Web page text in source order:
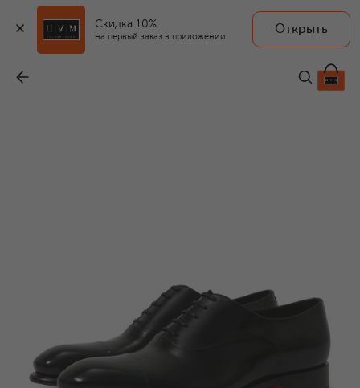
Скидка 10%
на первый заказ в приложении
Открыть
140 500 ₽